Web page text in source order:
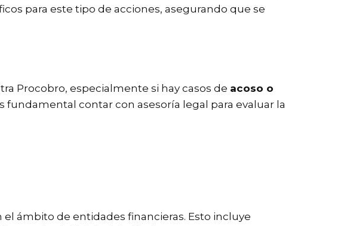
para este tipo de acciones, asegurando que se
Procobro, especialmente si hay casos de acoso o
contar con asesoría legal para evaluar la
ámbito de entidades financieras. Esto incluye